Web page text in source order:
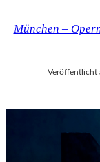
München –
Veröffentlicht